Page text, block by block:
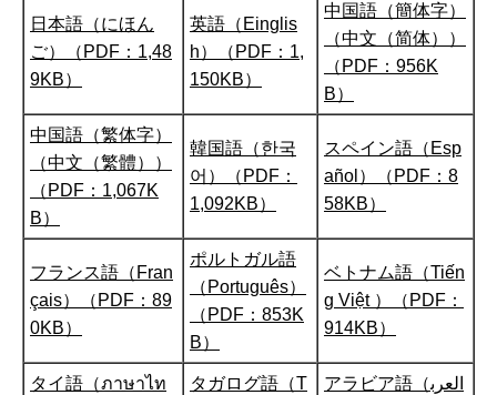
日本語（にほん
ご）（PDF：1,48
9KB）
英語（Einglis
h）（PDF：1,
150KB）
中国語（簡体字）
（中文（简体））
（PDF：956K
B）
中国語（繁体字）
（中文（繁體））
（PDF：1,067K
B）
韓国語（한국
어）（PDF：
1,092KB）
スペイン語（Esp
añol）（PDF：8
58KB）
フランス語（Fran
çais）（PDF：89
0KB）
ポルトガル語
（Português）
（PDF：853K
B）
ベトナム語（Tiến
g Việt ）（PDF：
914KB）
タイ語（ภาษาไท
タガログ語（T
アラビア語（العرب